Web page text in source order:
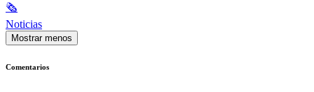
🗞
Noticias
Mostrar menos
Comentarios